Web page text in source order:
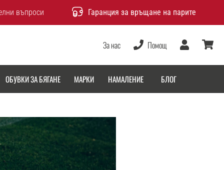
въпроси Гаранция за връщане на парите
За нас Помощ
Потребител
ОБУВКИ ЗА БЯГАНЕ МАРКИ НАМАЛЕНИЕ БЛОГ